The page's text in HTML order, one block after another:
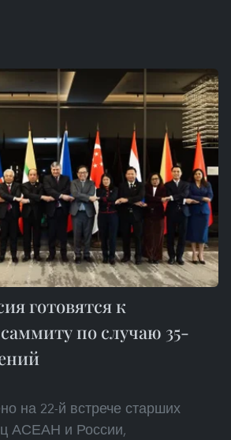
готовятся к
по случаю 35-
на 22-й встрече старших
АСЕАН и России,